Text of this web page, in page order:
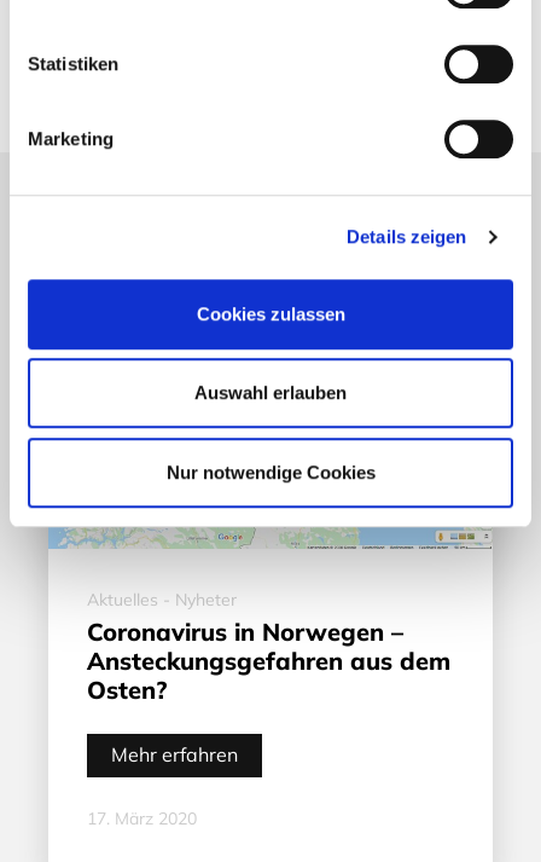
Statistiken
Marketing
Details zeigen
Cookies zulassen
Auswahl erlauben
Nur notwendige Cookies
24. Juni 2014
Aktuelles - Nyheter
Coronavirus in Norwegen –
Ansteckungsgefahren aus dem
Osten?
Mehr erfahren
17. März 2020